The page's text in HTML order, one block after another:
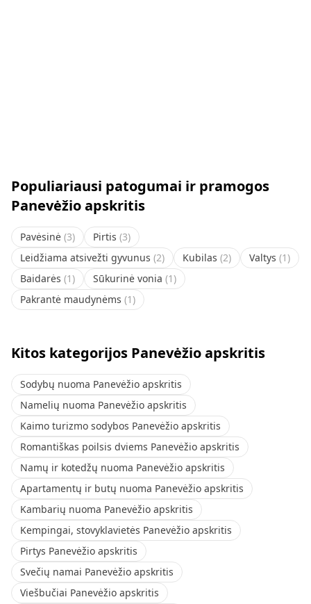
Populiariausi patogumai ir pramogos
Panevėžio apskritis
Pavėsinė (3) Pirtis (3)
Leidžiama atsivežti gyvunus (2) Kubilas (2) Valtys (1)
Baidarės (1) Sūkurinė vonia (1)
Pakrantė maudynėms (1)
Kitos kategorijos Panevėžio apskritis
Sodybų nuoma Panevėžio apskritis
Namelių nuoma Panevėžio apskritis
Kaimo turizmo sodybos Panevėžio apskritis
Romantiškas poilsis dviems Panevėžio apskritis
Namų ir kotedžų nuoma Panevėžio apskritis
Apartamentų ir butų nuoma Panevėžio apskritis
Kambarių nuoma Panevėžio apskritis
Kempingai, stovyklavietės Panevėžio apskritis
Pirtys Panevėžio apskritis
Svečių namai Panevėžio apskritis
Viešbučiai Panevėžio apskritis